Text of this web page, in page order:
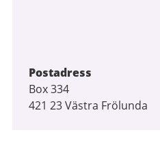
Postadress
Box 334
421 23 Västra Frölunda